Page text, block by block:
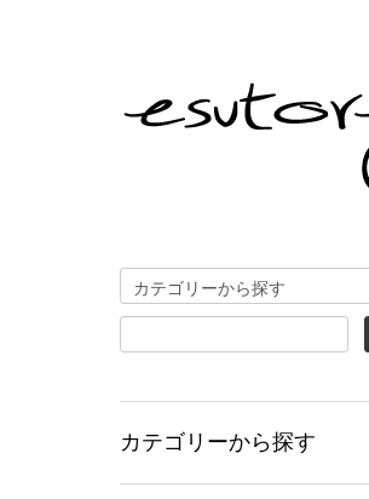
カテゴリーから探す